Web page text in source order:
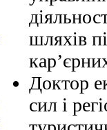
шляхів
Доктор
сил і